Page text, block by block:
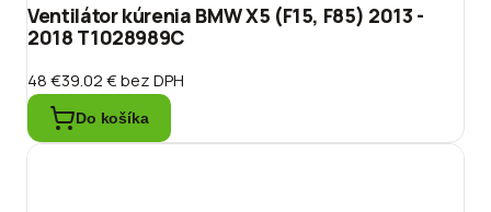
Ventilátor kúrenia BMW X5 (F15, F85) 2013 -
2018 T1028989C
48 €39.02 €bez DPH
Do košíka